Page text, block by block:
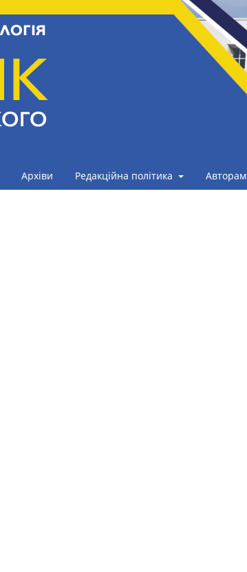
Архіви Редакційна політика Авторам